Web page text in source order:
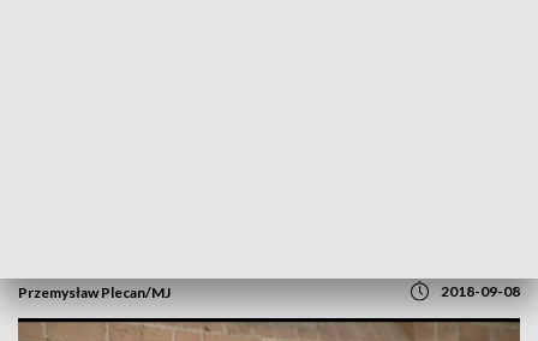
Przemysław Plecan/MJ 2018-09-08